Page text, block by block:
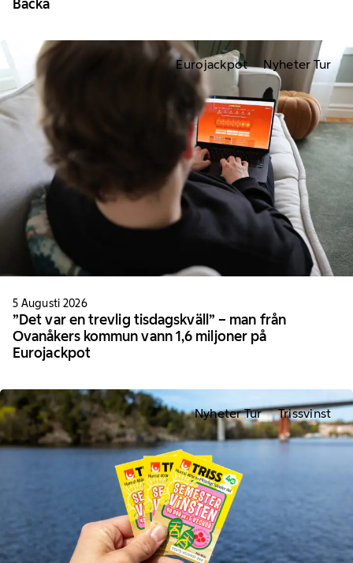
Backa
Eurojackpot Nyheter Tur
5 Augusti 2026
”Det var en trevlig tisdagskväll” – man från
Ovanåkers kommun vann 1,6 miljoner på
Eurojackpot
Nyheter Tur Trissvinst